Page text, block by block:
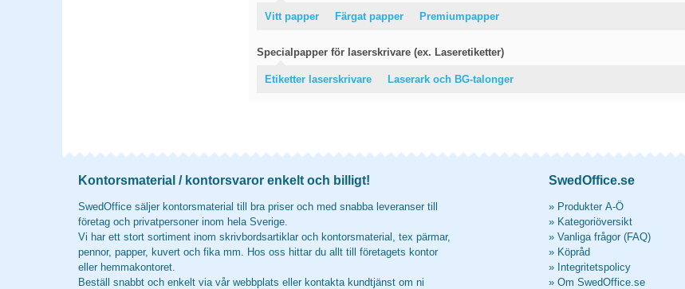
Vitt papper Färgat papper Premiumpapper
Specialpapper för laserskrivare (ex. Laseretiketter)
Etiketter laserskrivare Laserark och BG-talonger
Kontorsmaterial / kontorsvaror enkelt och billigt!
SwedOffice säljer kontorsmaterial till bra priser och med snabba leveranser till
företag och privatpersoner inom hela Sverige.
Vi har ett stort sortiment inom skrivbordsartiklar och kontorsmaterial, tex pärmar,
pennor, papper, kuvert och fika mm. Hos oss hittar du allt till företagets kontor
eller hemmakontoret.
Beställ snabbt och enkelt via vår webbplats eller kontakta kundtjänst om ni
SwedOffice.se
» Produkter A-Ö
» Kategoriöversikt
» Vanliga frågor (FAQ)
» Köpråd
» Integritetspolicy
» Om SwedOffice.se